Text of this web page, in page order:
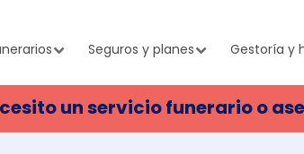
Seguros y planes Gestoría y
un servicio funerario o